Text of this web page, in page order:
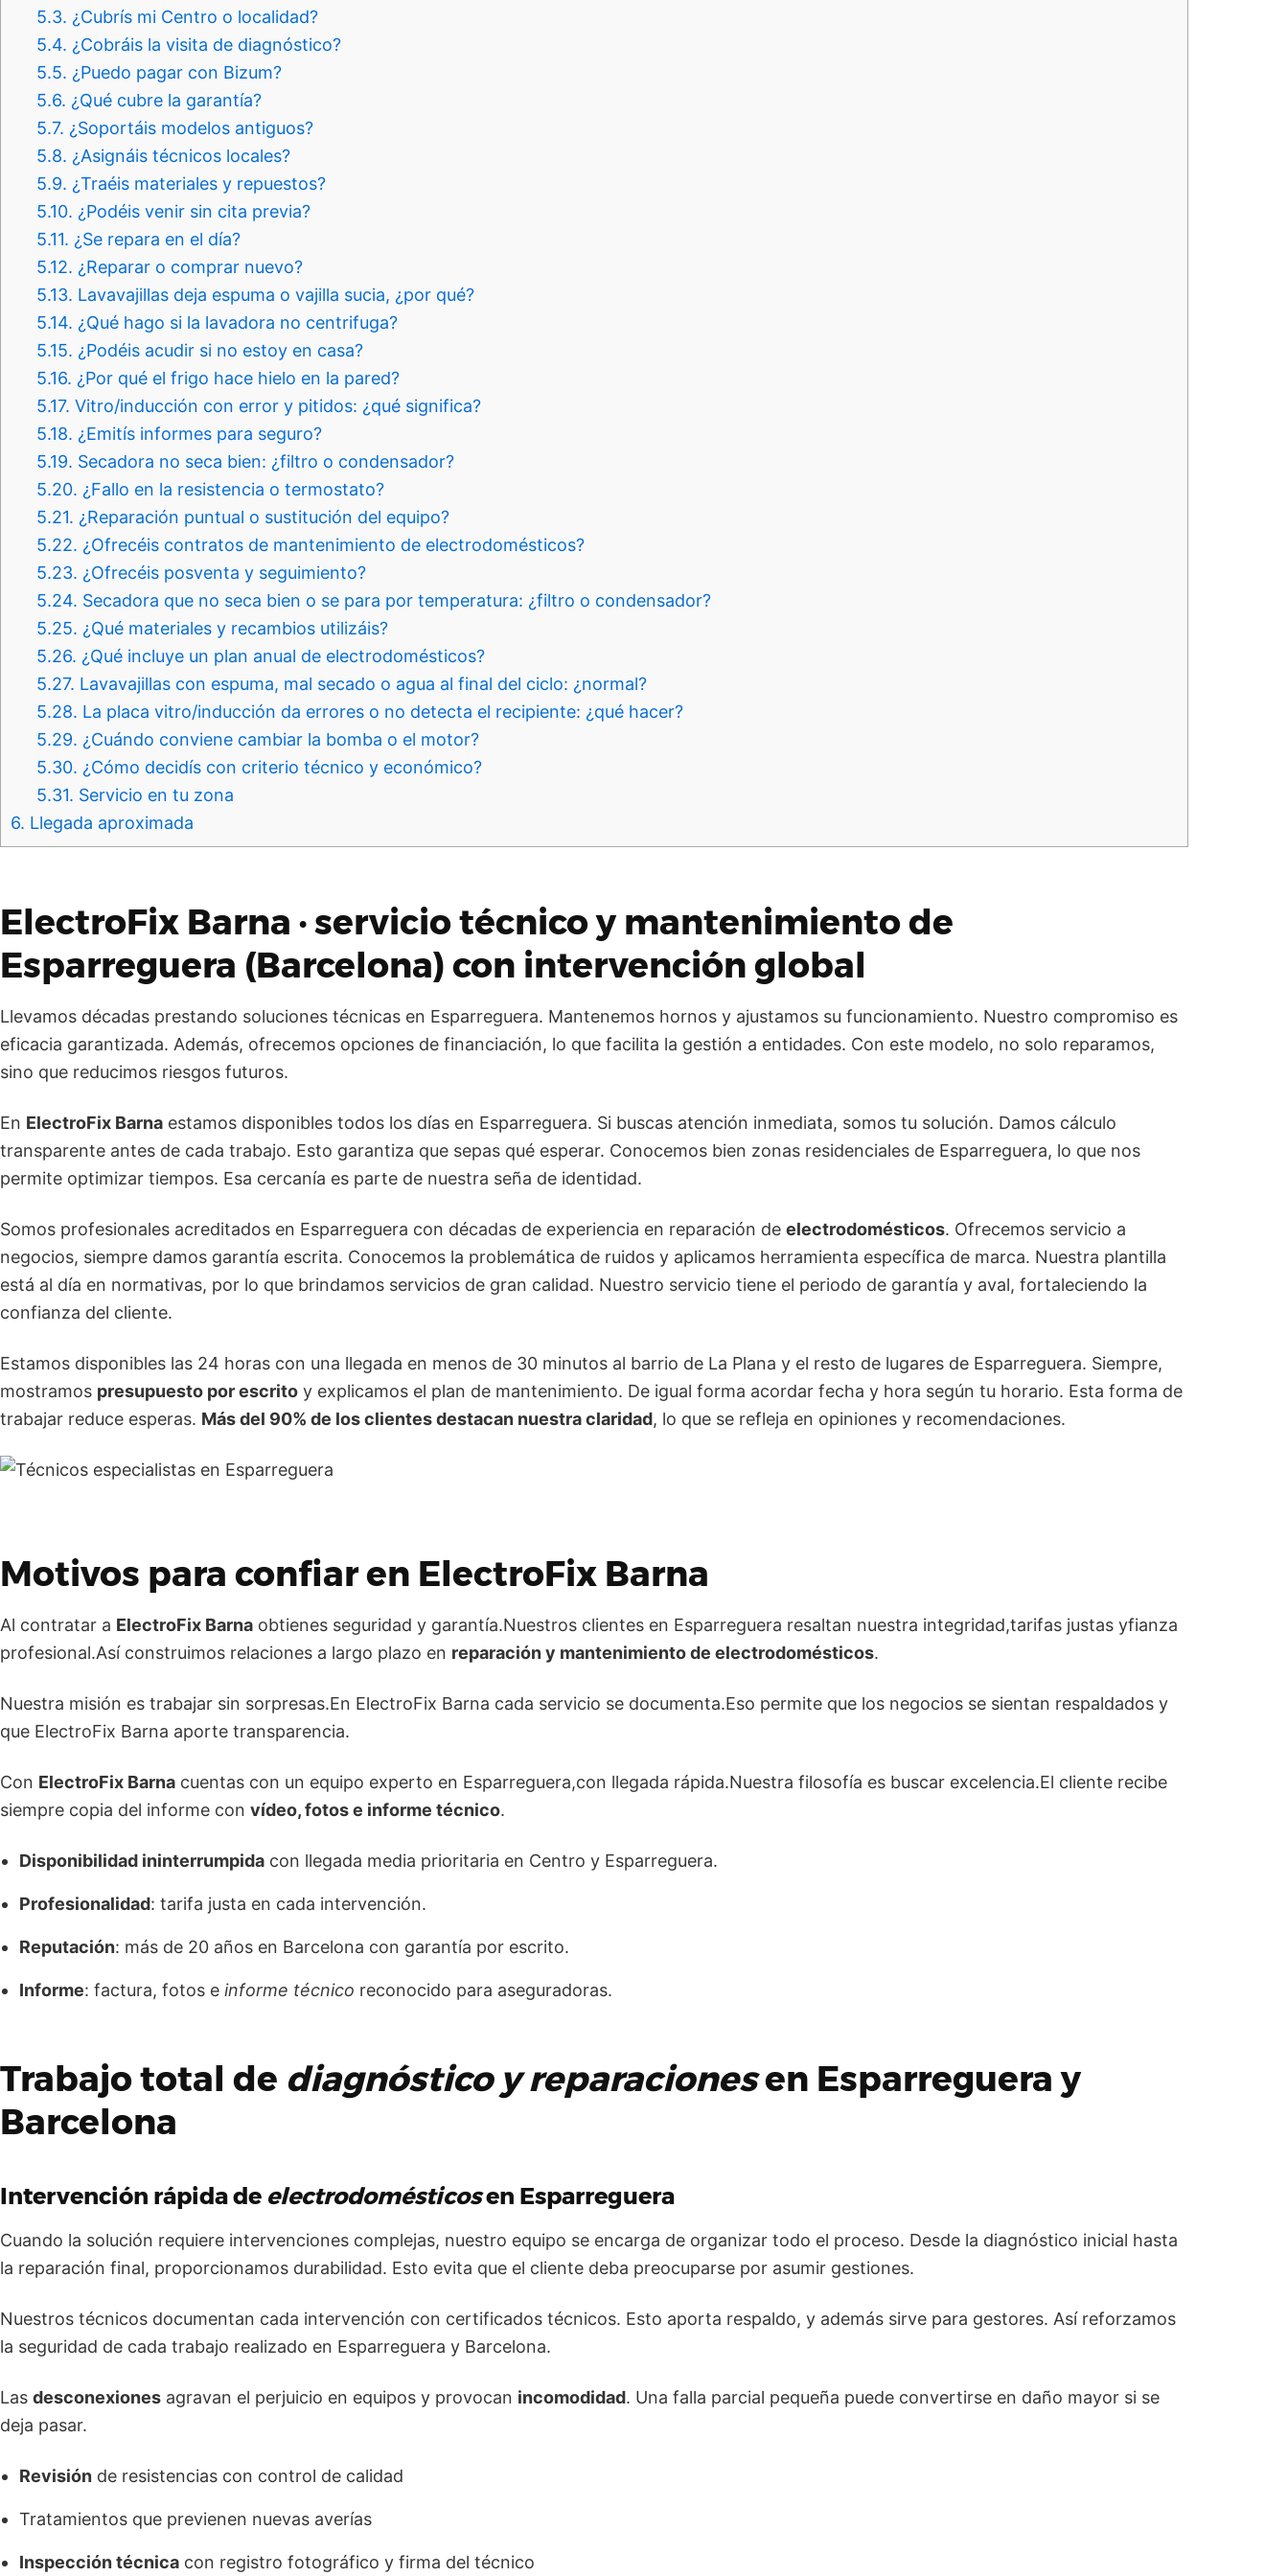
5.3. ¿Cubrís mi Centro o localidad?
5.4. ¿Cobráis la visita de diagnóstico?
5.5. ¿Puedo pagar con Bizum?
5.6. ¿Qué cubre la garantía?
5.7. ¿Soportáis modelos antiguos?
5.8. ¿Asignáis técnicos locales?
5.9. ¿Traéis materiales y repuestos?
5.10. ¿Podéis venir sin cita previa?
5.11. ¿Se repara en el día?
5.12. ¿Reparar o comprar nuevo?
5.13. Lavavajillas deja espuma o vajilla sucia, ¿por qué?
5.14. ¿Qué hago si la lavadora no centrifuga?
5.15. ¿Podéis acudir si no estoy en casa?
5.16. ¿Por qué el frigo hace hielo en la pared?
5.17. Vitro/inducción con error y pitidos: ¿qué significa?
5.18. ¿Emitís informes para seguro?
5.19. Secadora no seca bien: ¿filtro o condensador?
5.20. ¿Fallo en la resistencia o termostato?
5.21. ¿Reparación puntual o sustitución del equipo?
5.22. ¿Ofrecéis contratos de mantenimiento de electrodomésticos?
5.23. ¿Ofrecéis posventa y seguimiento?
5.24. Secadora que no seca bien o se para por temperatura: ¿filtro o condensador?
5.25. ¿Qué materiales y recambios utilizáis?
5.26. ¿Qué incluye un plan anual de electrodomésticos?
5.27. Lavavajillas con espuma, mal secado o agua al final del ciclo: ¿normal?
5.28. La placa vitro/inducción da errores o no detecta el recipiente: ¿qué hacer?
5.29. ¿Cuándo conviene cambiar la bomba o el motor?
5.30. ¿Cómo decidís con criterio técnico y económico?
5.31. Servicio en tu zona
6. Llegada aproximada
ElectroFix Barna · servicio técnico y mantenimientode
Esparreguera (Barcelona) con intervención global
Llevamos décadas prestando soluciones técnicas en Esparreguera. Mantenemos hornos y ajustamos su funcionamiento. Nuestro compromiso es
eficacia garantizada. Además, ofrecemos opciones de financiación, lo que facilita la gestión a entidades. Con este modelo, no solo reparamos,
sino que reducimos riesgos futuros.
En ElectroFix Barna estamos disponibles todos los días en Esparreguera. Si buscas atención inmediata, somos tu solución. Damos cálculo
transparente antes de cada trabajo. Esto garantiza que sepas qué esperar. Conocemos bien zonas residenciales de Esparreguera, lo que nos
permite optimizar tiempos. Esa cercanía es parte de nuestra seña de identidad.
Somos profesionales acreditados en Esparreguera con décadas de experiencia en reparación de electrodomésticos. Ofrecemos servicio a
negocios, siempre damos garantía escrita. Conocemos la problemática de ruidos y aplicamos herramienta específica de marca. Nuestra plantilla
está al día en normativas, por lo que brindamos servicios de gran calidad. Nuestro servicio tiene el periodo de garantía y aval, fortaleciendo la
confianza del cliente.
Estamos disponibles las 24 horas con una llegada en menos de 30 minutos al barrio de La Plana y el resto de lugares de Esparreguera. Siempre,
mostramos presupuesto por escrito y explicamos el plan de mantenimiento. De igual forma acordar fecha y hora según tu horario. Esta forma de
trabajar reduce esperas. Más del 90% de los clientes destacan nuestra claridad, lo que se refleja en opiniones y recomendaciones.
Motivos para confiar en ElectroFix Barna
Al contratar a ElectroFix Barna obtienes seguridad y garantía.Nuestros clientes en Esparreguera resaltan nuestra integridad,tarifas justas yfianza
profesional.Así construimos relaciones a largo plazo en reparación y mantenimiento de electrodomésticos.
Nuestra misión es trabajar sin sorpresas.En ElectroFix Barna cada servicio se documenta.Eso permite que los negocios se sientan respaldados y
que ElectroFix Barna aporte transparencia.
Con ElectroFix Barna cuentas con un equipo experto en Esparreguera,con llegada rápida.Nuestra filosofía es buscar excelencia.El cliente recibe
siempre copia del informe con vídeo, fotos e informe técnico.
Disponibilidad ininterrumpida con llegada media prioritaria en Centro y Esparreguera.
Profesionalidad: tarifa justa en cada intervención.
Reputación: más de 20 años en Barcelona con garantía por escrito.
Informe: factura, fotos e informe técnico reconocido para aseguradoras.
Trabajo total de diagnóstico y reparacionesen Esparreguera y
Barcelona
Intervención rápida de electrodomésticosen Esparreguera
Cuando la solución requiere intervenciones complejas, nuestro equipo se encarga de organizar todo el proceso. Desde la diagnóstico inicial hasta
la reparación final, proporcionamos durabilidad. Esto evita que el cliente deba preocuparse por asumir gestiones.
Nuestros técnicos documentan cada intervención con certificados técnicos. Esto aporta respaldo, y además sirve para gestores. Así reforzamos
la seguridad de cada trabajo realizado en Esparreguera y Barcelona.
Las desconexiones agravan el perjuicio en equipos y provocan incomodidad. Una falla parcial pequeña puede convertirse en daño mayor si se
deja pasar.
Revisión de resistencias con control de calidad
Tratamientos que previenen nuevas averías
Inspección técnica con registro fotográfico y firma del técnico